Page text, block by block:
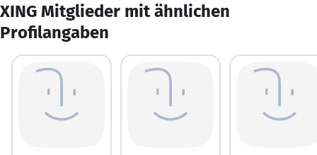
XING Mitglieder mit ähnlichen
Profilangaben